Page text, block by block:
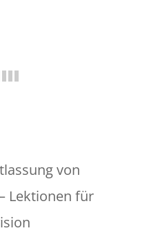
von
Lektionen für